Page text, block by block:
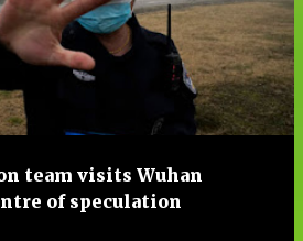
team visits Wuhan
of speculation